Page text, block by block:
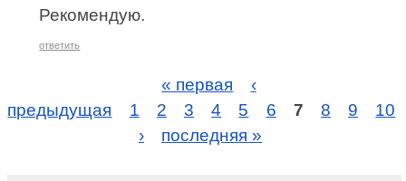
Рекомендую.
ответить
« первая
‹
предыдущая
1 2 3 4 5 6 7 8 9
10
›
последняя »